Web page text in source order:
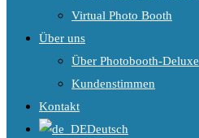
Virtual Photo Booth
Über uns
Über Photobooth-Deluxe
Kundenstimmen
Kontakt
Deutsch